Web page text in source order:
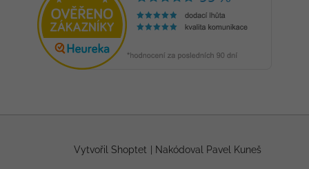
Vytvořil Shoptet Nakódoval Pavel Kuneš